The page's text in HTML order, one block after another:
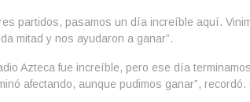
partidos, pasamos un día increíble aquí.
mitad y nos ayudaron a ganar”.
Azteca fue increíble, pero ese día
afectando, aunque pudimos ganar”,